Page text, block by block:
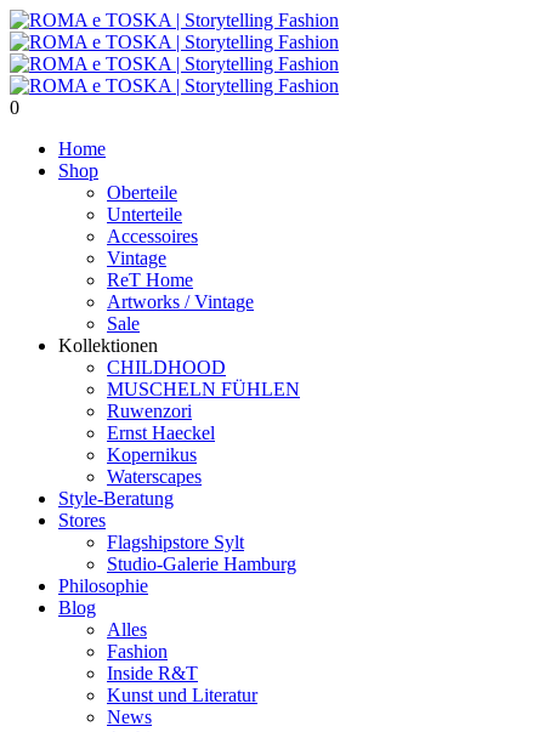
0
Home
Shop
Oberteile
Unterteile
Accessoires
Vintage
ReT Home
Artworks / Vintage
Sale
Kollektionen
CHILDHOOD
MUSCHELN FÜHLEN
Ruwenzori
Ernst Haeckel
Kopernikus
Waterscapes
Style-Beratung
Stores
Flagshipstore Sylt
Studio-Galerie Hamburg
Philosophie
Blog
Alles
Fashion
Inside R&T
Kunst und Literatur
News